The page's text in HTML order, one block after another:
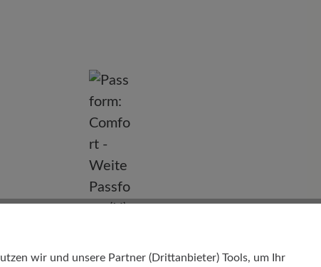
wir und unsere Partner (Drittanbieter) Tools, um Ihr